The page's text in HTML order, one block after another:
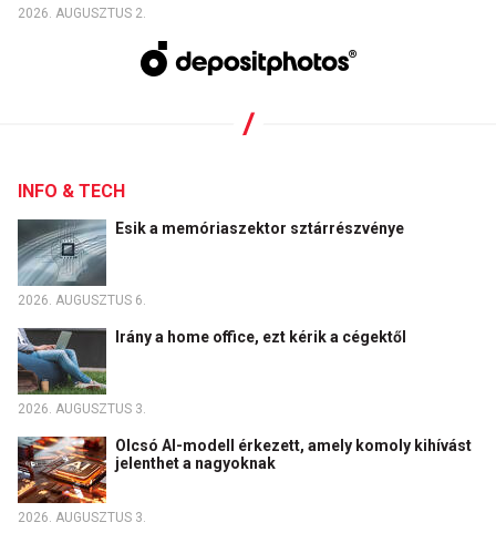
2026. AUGUSZTUS 2.
INFO & TECH
Esik a memóriaszektor sztárrészvénye
2026. AUGUSZTUS 6.
Irány a home office, ezt kérik a cégektől
2026. AUGUSZTUS 3.
Olcsó AI-modell érkezett, amely komoly kihívást
jelenthet a nagyoknak
2026. AUGUSZTUS 3.